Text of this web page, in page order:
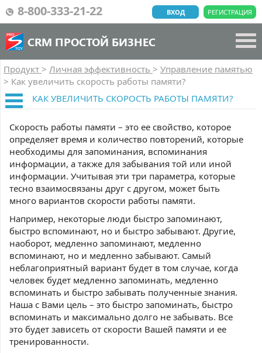
8-800-333-21-22 РЕГИСТРАЦИЯ
ВХОД
CRM ПРОСТОЙ БИЗНЕС
Продукт > Личная эффективность > Управление памятью
> Как увеличить скорость работы памяти?
КАК УВЕЛИЧИТЬ СКОРОСТЬ РАБОТЫ ПАМЯТИ?
Скорость работы памяти – это ее свойство, которое
определяет время и количество повторений, которые
необходимы для запоминания, вспоминания
информации, а также для забывания той или иной
информации. Учитывая эти три параметра, которые
тесно взаимосвязаны друг с другом, может быть
много вариантов скорости работы памяти.
Например, некоторые люди быстро запоминают,
быстро вспоминают, но и быстро забывают. Другие,
наоборот, медленно запоминают, медленно
вспоминают, но и медленно забывают. Самый
неблагоприятный вариант будет в том случае, когда
человек будет медленно запоминать, медленно
вспоминать и быстро забывать полученные знания.
Наша с Вами цель – это быстро запоминать, быстро
вспоминать и максимально долго не забывать. Все
это будет зависеть от скорости Вашей памяти и ее
тренированности.